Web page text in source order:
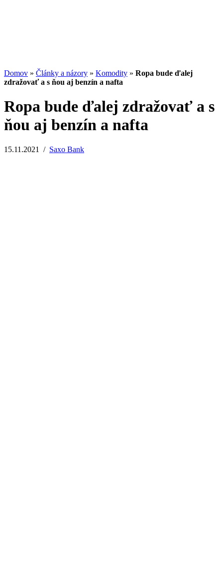
Domov » Články a názory » Komodity » Ropa bude ďalej
zdražovať a s ňou aj benzín a nafta
Ropa bude ďalej zdražovať a s
ňou aj benzín a nafta
15.11.2021 / Saxo Bank